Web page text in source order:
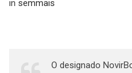
in semmais
O designado